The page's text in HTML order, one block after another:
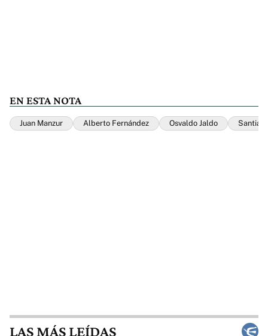
EN ESTA NOTA
Juan Manzur Alberto Fernández Osvaldo Jaldo
LAS MÁS LEÍDAS